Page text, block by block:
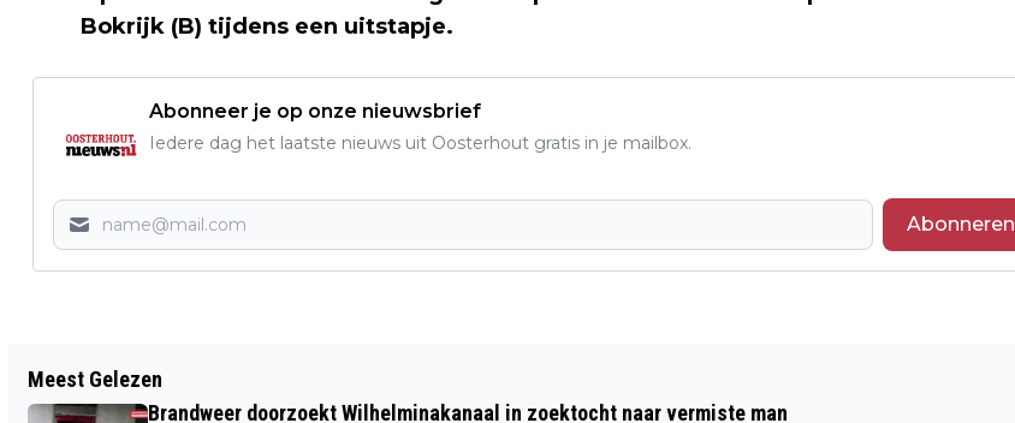
Bokrijk (B) tijdens een uitstapje.
Abonneer je op onze nieuwsbrief
Iedere dag het laatste nieuws uit Oosterhout gratis in je mailbox.
Abonneren
INFORMATIE-AVOND OOSTERHOUTS
Meest Gelezen
Brandweer doorzoekt Wilhelminakanaal in zoektocht naar vermiste man